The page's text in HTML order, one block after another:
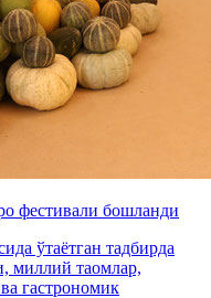
фестивали бошланди
ўтаётган тадбирда
миллий таомлар,
гастрономик